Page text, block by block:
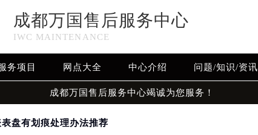
成都万国售后服务中心
IWC MAINTENANCE
服务项目 网点大全 中心介绍 问题/知识/资讯
成都万国售后服务中心竭诚为您服务！
盘有划痕处理办法推荐